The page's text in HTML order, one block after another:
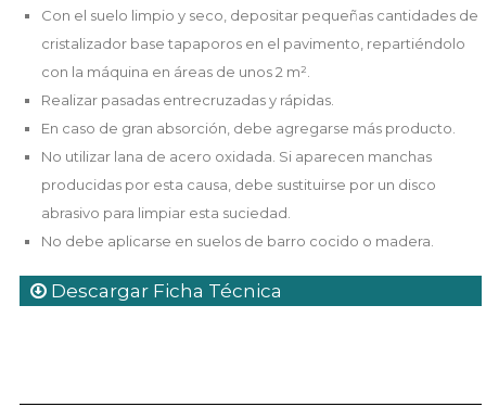
Con el suelo limpio y seco, depositar pequeñas cantidades de
cristalizador base tapaporos en el pavimento, repartiéndolo
con la máquina en áreas de unos 2 m².
Realizar pasadas entrecruzadas y rápidas.
En caso de gran absorción, debe agregarse más producto.
No utilizar lana de acero oxidada. Si aparecen manchas
producidas por esta causa, debe sustituirse por un disco
abrasivo para limpiar esta suciedad.
No debe aplicarse en suelos de barro cocido o madera.
Descargar Ficha Técnica